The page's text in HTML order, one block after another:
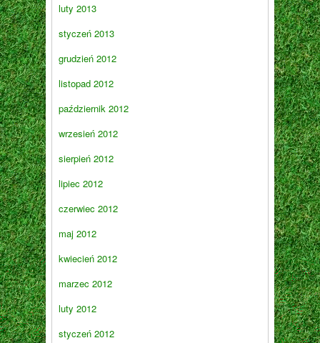
luty 2013
styczeń 2013
grudzień 2012
listopad 2012
październik 2012
wrzesień 2012
sierpień 2012
lipiec 2012
czerwiec 2012
maj 2012
kwiecień 2012
marzec 2012
luty 2012
styczeń 2012